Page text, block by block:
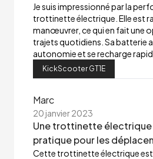
Je suis impressionné par la
trottinette électrique. Elle est
manœuvrer, ce qui en fait une
trajets quotidiens. Sa batterie
autonomie et se recharge
KickScooter GT1E
Marc
20 janvier 2023
Une trottinette
pratique pour les
Cette trottinette électrique